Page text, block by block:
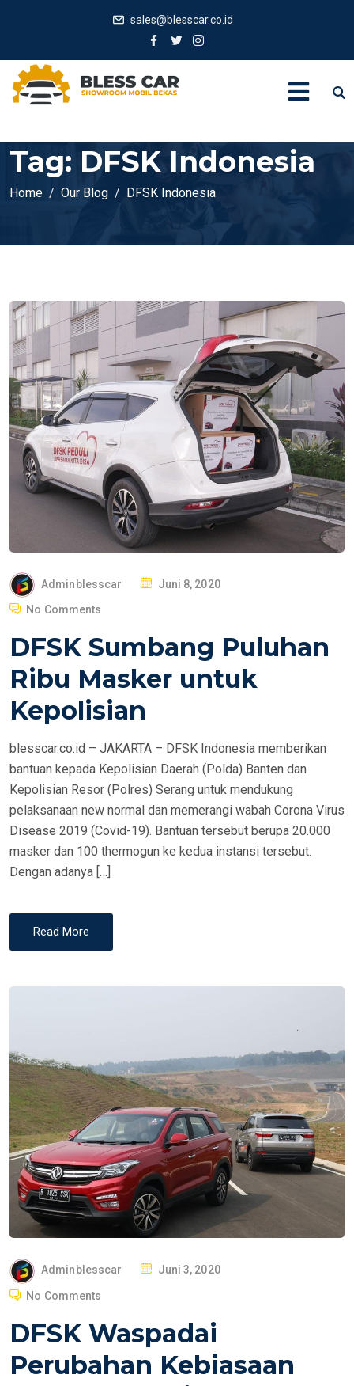
sales@blesscar.co.id
Tag: DFSK Indonesia
Home Our Blog DFSK Indonesia
Adminblesscar
T
D
Juni 8, 2020
No Comments
DFSK Sumbang Puluhan
Ribu Masker untuk
Kepolisian
blesscar.co.id – JAKARTA – DFSK Indonesia memberikan
bantuan kepada Kepolisian Daerah (Polda) Banten dan
Kepolisian Resor (Polres) Serang untuk mendukung
pelaksanaan new normal dan memerangi wabah Corona Virus
Disease 2019 (Covid-19). Bantuan tersebut berupa 20.000
masker dan 100 thermogun ke kedua instansi tersebut.
Dengan adanya […]
Read More
Adminblesscar
T
Juni 3, 2020
No Comments
DFSK Waspadai
Perubahan Kebiasaan